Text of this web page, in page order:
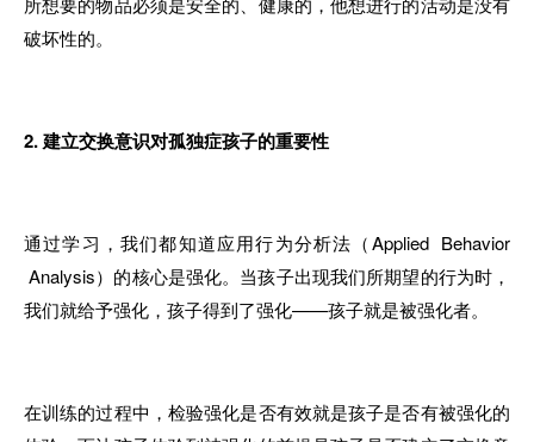
破坏性的。
2. 建立交换意识对孤独症孩子的重要性
通过学习 ，我们都知道应用行为分析法 （Applied Behavior
Analysis） 的核心是强化。 当孩子出现我们所期望的行为时 ，
我们就给予强化 ， 孩子得到了强化——孩子就是被强化者。
在训练的过程中 ， 检验强化是否有效就是孩子是否有被强化的